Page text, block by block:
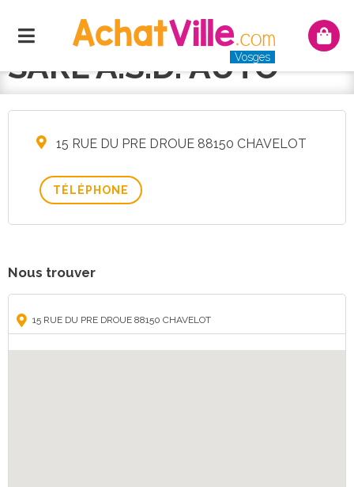
Menu
Vosges
Mon
panier
SARL A.S.D. AUTO
15 RUE DU PRE DROUE 88150 CHAVELOT
TÉLÉPHONE
Nous trouver
15 RUE DU PRE DROUE 88150 CHAVELOT